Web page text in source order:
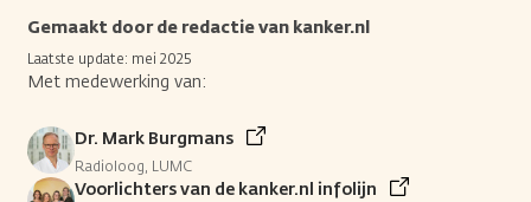
Gemaakt door de redactie van kanker.nl
Laatste update: mei 2025
Met medewerking van:
Dr. Mark Burgmans
Radioloog, LUMC
Voorlichters van de kanker.nl infolijn